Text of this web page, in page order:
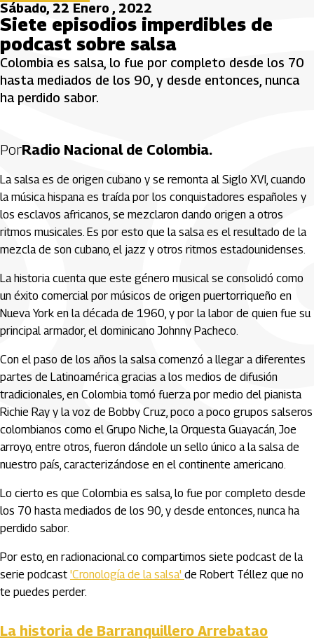
Sábado, 22 Enero , 2022
Siete episodios imperdibles de
podcast sobre salsa
Colombia es salsa, lo fue por completo desde los 70
hasta mediados de los 90, y desde entonces, nunca
ha perdido sabor.
PorRadio Nacional de Colombia.
La salsa es de origen cubano y se remonta al Siglo XVI, cuando
la música hispana es traída por los conquistadores españoles y
los esclavos africanos, se mezclaron dando origen a otros
ritmos musicales. Es por esto que la salsa es el resultado de la
mezcla de son cubano, el jazz y otros ritmos estadounidenses.
La historia cuenta que este género musical se consolidó como
un éxito comercial por músicos de origen puertorriqueño en
Nueva York en la década de 1960, y por la labor de quien fue su
principal armador, el dominicano Johnny Pacheco.
Con el paso de los años la salsa comenzó a llegar a diferentes
partes de Latinoamérica gracias a los medios de difusión
tradicionales, en Colombia tomó fuerza por medio del pianista
Richie Ray y la voz de Bobby Cruz, poco a poco grupos salseros
colombianos como el Grupo Niche, la Orquesta Guayacán, Joe
arroyo, entre otros, fueron dándole un sello único a la salsa de
nuestro país, caracterizándose en el continente americano.
Lo cierto es que Colombia es salsa, lo fue por completo desde
los 70 hasta mediados de los 90, y desde entonces, nunca ha
perdido sabor.
Por esto, en radionacional.co compartimos siete podcast de la
serie podcast 'Cronología de la salsa' de Robert Téllez que no
te puedes perder.
La historia de Barranquillero Arrebatao